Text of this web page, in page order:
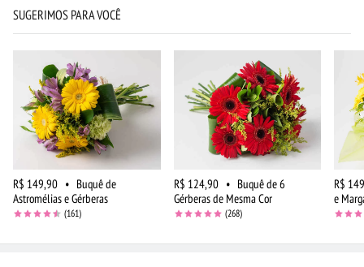
SUGERIMOS PARA VOCÊ
R$ 149,90 • Buquê de
Astromélias e Gérberas
(161)
R$ 124,90 • Buquê de 6
Gérberas de Mesma Cor
(268)
R$
e